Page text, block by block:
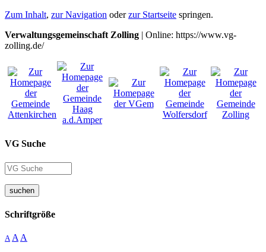
Zum Inhalt, zur Navigation oderzur Startseite springen.
Verwaltungsgemeinschaft Zolling | Online: https://www.vg-
zolling.de/
VG Suche
suchen
Schriftgröße
A A A